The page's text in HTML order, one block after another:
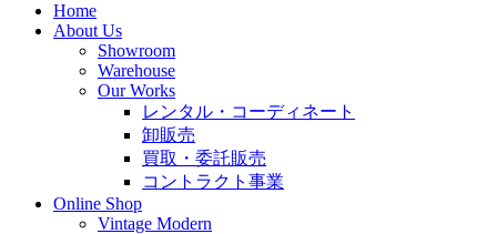
Home
About Us
Showroom
Warehouse
Our Works
レンタル・コーディネート
卸販売
買取・委託販売
コントラクト事業
Online Shop
Vintage Modern